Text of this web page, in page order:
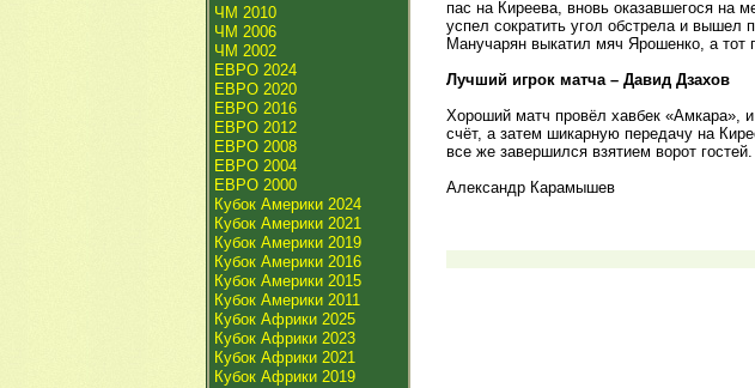
ЧМ 2010
ЧМ 2006
ЧМ 2002
ЕВРО 2024
ЕВРО 2020
ЕВРО 2016
ЕВРО 2012
ЕВРО 2008
ЕВРО 2004
ЕВРО 2000
Кубок Америки 2024
Кубок Америки 2021
Кубок Америки 2019
Кубок Америки 2016
Кубок Америки 2015
Кубок Америки 2011
Кубок Африки 2025
Кубок Африки 2023
Кубок Африки 2021
Кубок Африки 2019
пас на Киреева, вновь оказавшегося на
успел сократить угол обстрела и вышел
Манучарян выкатил мяч Ярошенко, а тот
Лучший игрок матча – Давид Дзахов
Хороший матч провёл хавбек «Амкара»,
счёт, а затем шикарную передачу на
все же завершился взятием ворот гостей.
Александр Карамышев